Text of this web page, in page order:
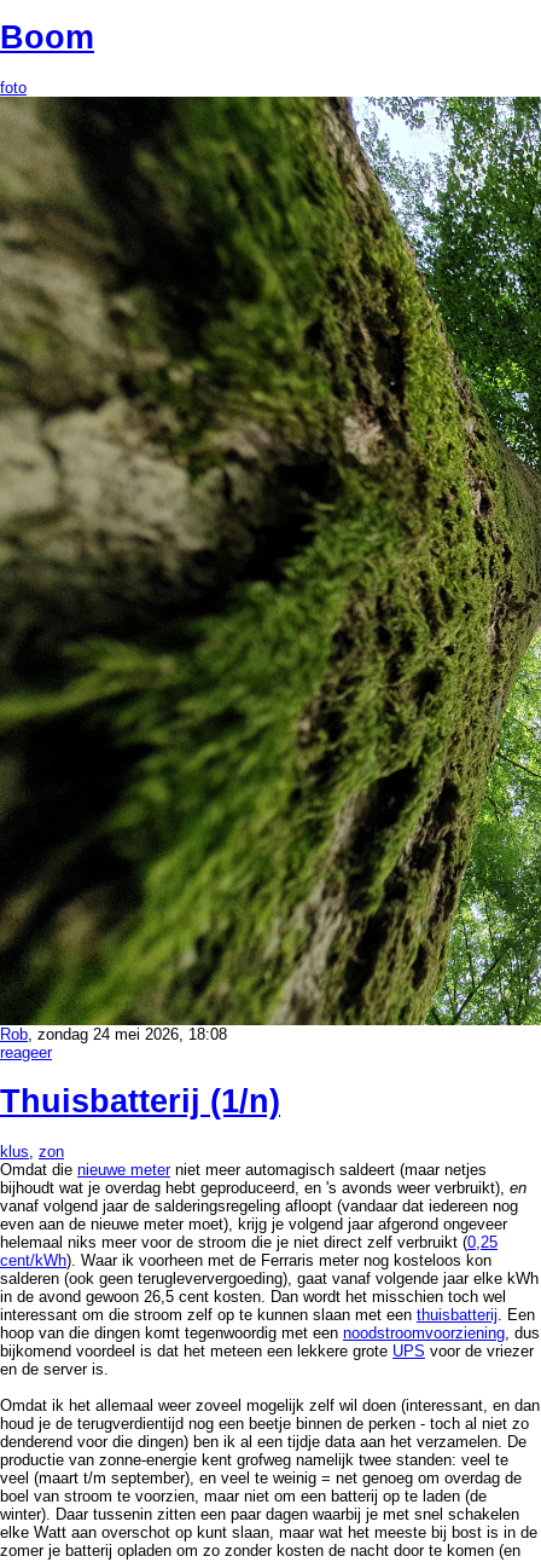
Boom
foto
Rob, zondag 24 mei 2026, 18:08
reageer
Thuisbatterij (1/n)
klus zon
Omdat die nieuwe meterniet meer automagisch saldeert (maar netjes
bijhoudt wat je overdag hebt geproduceerd, en 's avonds weer verbruikt), en
vanaf volgend jaar de salderingsregeling afloopt (vandaar dat iedereen nog
even aan de nieuwe meter moet), krijg je volgend jaar afgerond ongeveer
helemaal niks meer voor de stroom die je niet direct zelf verbruikt (0,25
cent/kWh). Waar ik voorheen met de Ferraris meter nog kosteloos kon
salderen (ook geen terugleververgoeding), gaat vanaf volgende jaar elke kWh
in de avond gewoon 26,5 cent kosten. Dan wordt het misschien toch wel
interessant om die stroom zelf op te kunnen slaan met een thuisbatterij . Een
hoop van die dingen komt tegenwoordig met een noodstroomvoorziening , dus
bijkomend voordeel is dat het meteen een lekkere grote UPS voor de vriezer
en de server is.
Omdat ik het allemaal weer zoveel mogelijk zelf wil doen (interessant, en dan
houd je de terugverdientijd nog een beetje binnen de perken - toch al niet zo
denderend voor die dingen) ben ik al een tijdje data aan het verzamelen. De
productie van zonne-energie kent grofweg namelijk twee standen: veel te
veel (maart t/m september), en veel te weinig = net genoeg om overdag de
boel van stroom te voorzien, maar niet om een batterij op te laden (de
winter). Daar tussenin zitten een paar dagen waarbij je met snel schakelen
elke Watt aan overschot op kunt slaan, maar wat het meeste bij bost is in de
zomer je batterij opladen om zo zonder kosten de nacht door te komen (en